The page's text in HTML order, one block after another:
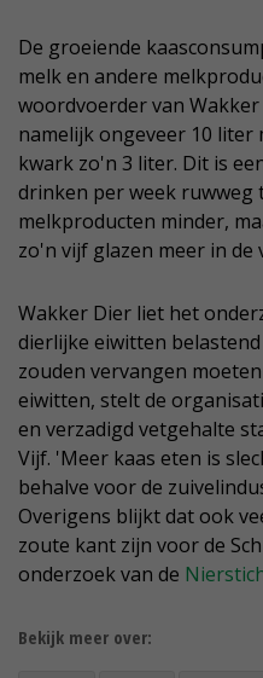
De groeiende
melk en andere
woordvoerder van
namelijk ongeveer 10 liter
kwark zo'n 3 liter. Dit is
drinken per week ruwweg
melkproducten minder,
zo'n vijf glazen meer in de
Wakker Dier liet het
dierlijke eiwitten
zouden vervangen
eiwitten, stelt de
en verzadigd vetgehalte
Vijf. 'Meer kaas eten is
behalve voor de
Overigens blijkt dat ook
zoute kant zijn voor de
onderzoek van de
Bekijk meer over: